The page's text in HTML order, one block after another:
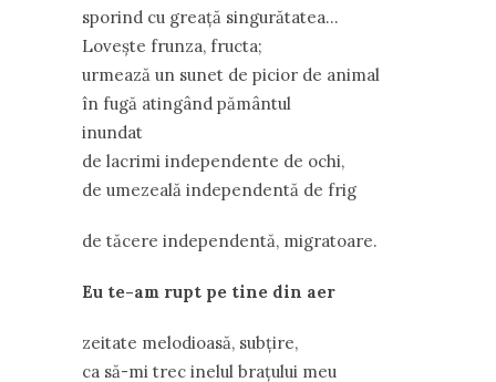
sporind cu greaţă singurătatea…
Loveşte frunza, fructa;
urmează un sunet de picior de animal
în fugă atingând pământul
inundat
de lacrimi independente de ochi,
de umezeală independentă de frig
de tăcere independentă, migratoare.
Eu te-am rupt pe tine din aer
zeitate melodioasă, subţire,
ca să-mi trec inelul braţului meu